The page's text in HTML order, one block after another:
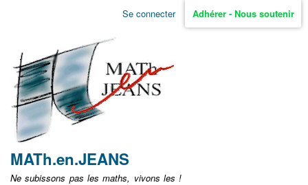
Aller
non
identifié
Se connecter Adhérer - Nous soutenir
MATh.en.JEANS
Ne subissons pas les maths, vivons les !